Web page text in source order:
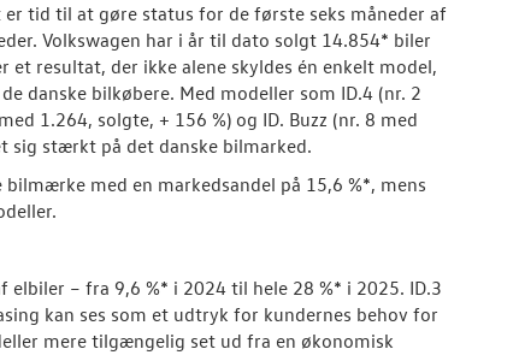
tid til at gøre status for de første seks måneder af
Volkswagen har i år til dato solgt 14.854* biler
resultat, der ikke alene skyldes én enkelt model,
danske bilkøbere. Med modeller som ID.4 (nr. 2
1.264, solgte, + 156 %) og ID. Buzz (nr. 8 med
sig stærkt på det danske bilmarked.
med en markedsandel på 15,6 %*, mens
– fra 9,6 %* i 2024 til hele 28 %* i 2025. ID.3
kan ses som et udtryk for kundernes behov for
mere tilgængelig set ud fra en økonomisk